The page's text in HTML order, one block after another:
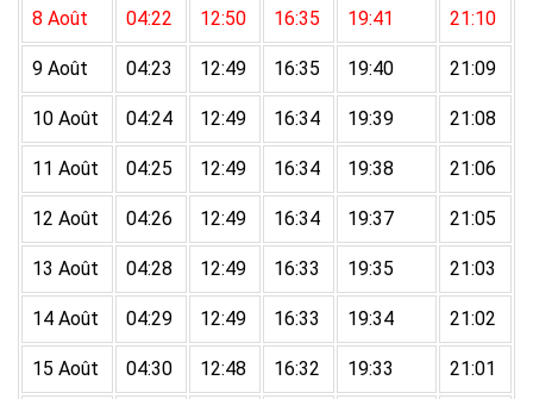
8 Août 04:22 12:50 16:35 19:41 21:10
9 Août 04:23 12:49 16:35 19:40 21:09
10 Août 04:24 12:49 16:34 19:39 21:08
11 Août 04:25 12:49 16:34 19:38 21:06
12 Août 04:26 12:49 16:34 19:37 21:05
13 Août 04:28 12:49 16:33 19:35 21:03
14 Août 04:29 12:49 16:33 19:34 21:02
15 Août 04:30 12:48 16:32 19:33 21:01